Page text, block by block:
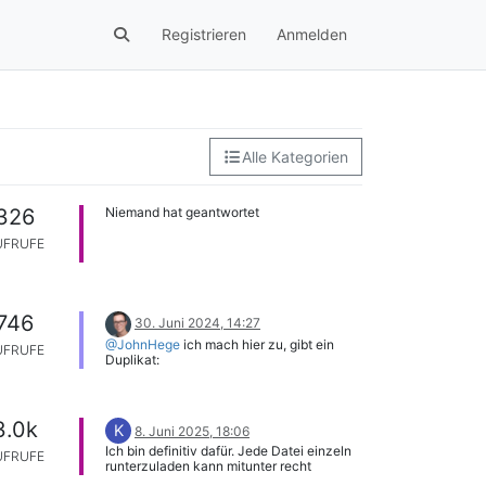
Registrieren Anmelden
Alle Kategorien
Niemand hat geantwortet
30. Juni 2024, 14:27
@JohnHege ich mach hier zu, gibt ein
Duplikat:
K
8. Juni 2025, 18:06
Ich bin definitiv dafür. Jede Datei einzeln
runterzuladen kann mitunter recht